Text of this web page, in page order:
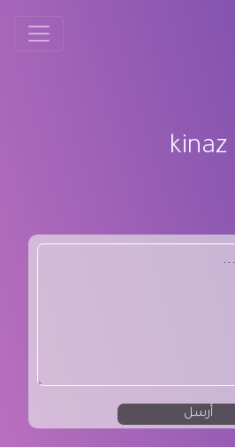
kinaz